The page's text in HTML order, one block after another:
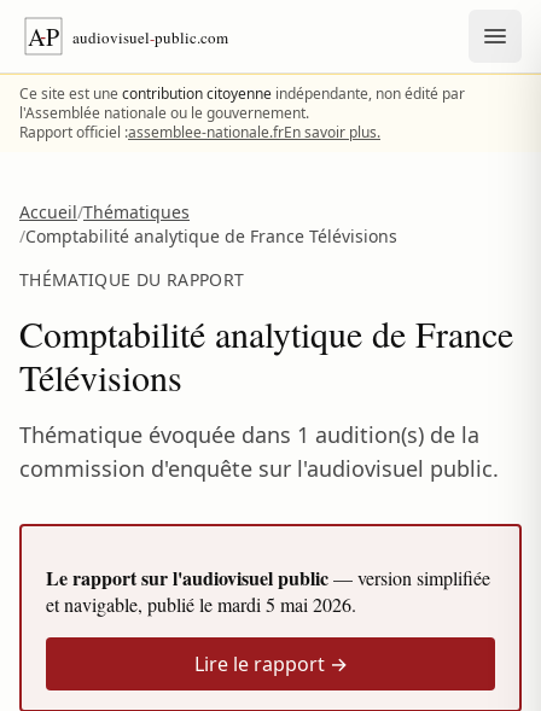
Aller au contenu
Ce site est unecontribution citoyenne indépendante, non édité par
l'Assemblée nationale ou le gouvernement.
Rapport officiel :assemblee-nationale.frEn savoir plus.
Accueil/Thématiques
/Comptabilité analytique de France Télévisions
THÉMATIQUE DU RAPPORT
Comptabilité analytique de France
Télévisions
Thématique évoquée dans 1 audition(s) de la
commission d'enquête sur l'audiovisuel public.
Le rapport sur l'audiovisuel public— version simplifiée
et navigable, publié lemardi 5 mai 2026.
Lire le rapport →